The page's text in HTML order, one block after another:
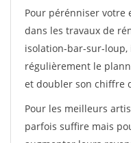
Pour pérénniser
dans les travaux de
isolation-bar-sur-
régulièrement le
et doubler son chiffre
Pour les meilleurs
parfois suffire mais